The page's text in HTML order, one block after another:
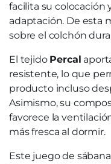
facilita su colocación
adaptación. De esta
sobre el colchón
El tejido Percal
resistente, lo que
producto incluso
Asimismo, su
favorece la
más fresca al dormir.
Este juego de